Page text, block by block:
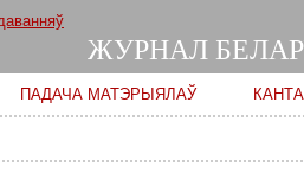
ЖУРНАЛ
ПАДАЧА МАТЭРЫЯЛАЎ